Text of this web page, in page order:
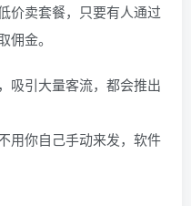
价卖套餐，只要有人通过
金。
吸引大量客流，都会推出
用你自己手动来发，软件